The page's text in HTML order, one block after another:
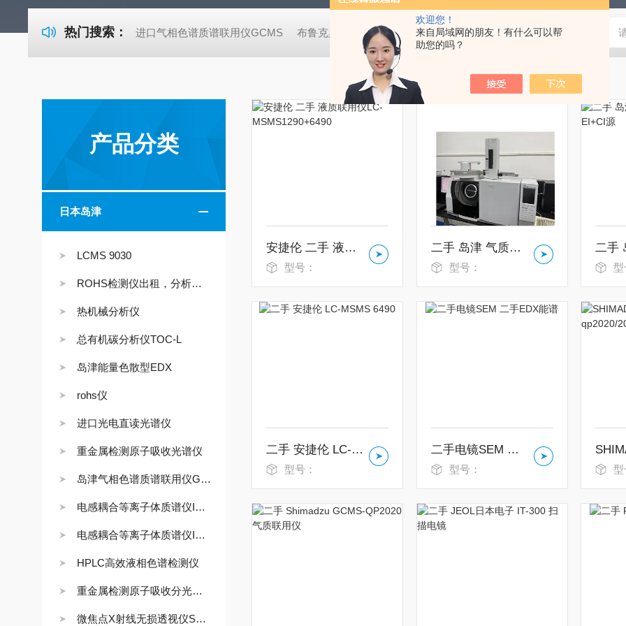
欢迎您！
来自局域网的朋友！有什么可以帮
助您的吗？
热门搜索： 进口气相色谱质谱联用仪GCMS 布鲁克桌面型XRD衍射仪 岛津进口紫外分光光度计 蔡司MERLIN
产品分类
日本岛津
LCMS 9030
ROHS检测仪出租，分析仪如何租赁
热机械分析仪
总有机碳分析仪TOC-L
岛津能量色散型EDX
rohs仪
进口光电直读光谱仪
重金属检测原子吸收光谱仪
岛津气相色谱质谱联用仪GCMS
电感耦合等离子体质谱仪ICP-MS
电感耦合等离子体质谱仪ICPMS
HPLC高效液相色谱检测仪
重金属检测原子吸收分光光度计
微焦点X射线无损透视仪SMX-1000L/1000puls
安捷伦 二手 液质联用仪LC-MSMS1290+6490
型号：
二手 岛津 气质质 gc-msms-tq8050
型号： 型
二手 安捷伦 LC-MSMS 6490
型号：
二手电镜SEM 二手EDX能谱
型号： 型